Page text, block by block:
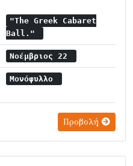
"The Greek Cabaret
Ball."
Νοέμβριος 22
Μονόφυλλο
Προβολή